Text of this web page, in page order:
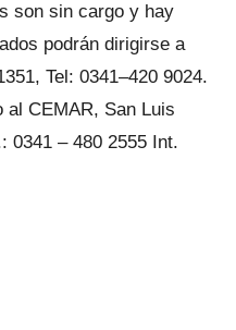
son sin cargo y hay
podrán dirigirse a
Tel: 0341–420 9024.
al CEMAR, San Luis
0341 – 480 2555 Int.